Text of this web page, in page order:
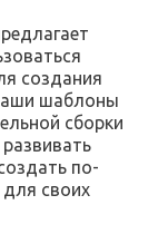
создания
шаблоны
сборки
по-
своих